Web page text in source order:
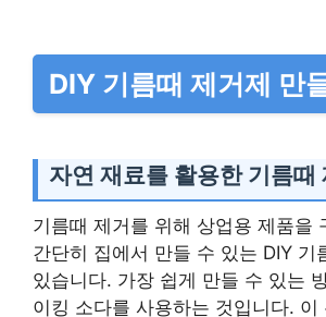
DIY 기름때 제거제 만
자연 재료를 활용한 기름때
기름때 제거를 위해 상업용 제품을
간단히 집에서 만들 수 있는 DIY 기
있습니다. 가장 쉽게 만들 수 있는
이킹 소다를 사용하는 것입니다. 이